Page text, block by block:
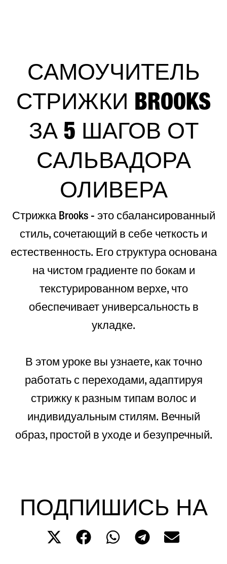
САМОУЧИТЕЛЬ
СТРИЖКИ BROOKS
ЗА 5 ШАГОВ ОТ
САЛЬВАДОРА
ОЛИВЕРА
Стрижка Brooks - это сбалансированный
стиль, сочетающий в себе четкость и
естественность. Его структура основана
на чистом градиенте по бокам и
текстурированном верхе, что
обеспечивает универсальность в
укладке.
В этом уроке вы узнаете, как точно
работать с переходами, адаптируя
стрижку к разным типам волос и
индивидуальным стилям. Вечный
образ, простой в уходе и безупречный.
ПОДПИШИСЬ НА